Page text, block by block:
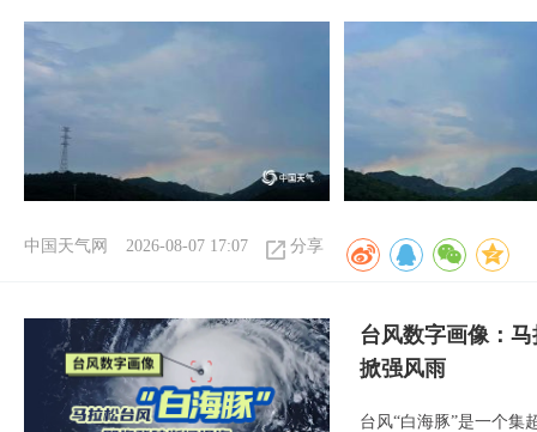
中国天气网 2026-08-07 17:07 分享
台风数字画像：
掀强风雨
台风“白海豚”是一个集